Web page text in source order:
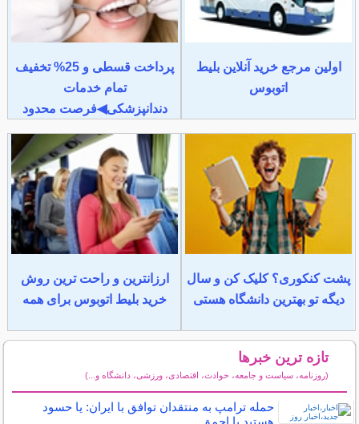
اولین مرجع خرید آنلاین بلیط
اتوبوس
پرداخت قسطی و 25% تخفیف
تمام خدمات
دندانپزشکی◀فرصت محدود
پشت کنکوری؟ کلیک کن و سال
دیگه تو بهترین دانشگاه هستی
ارزانترین و راحت ترین روش
خرید بلیط اتوبوس برای همه
تازه ترین خبرها
(روزنامه، سیاست و جامعه، حوادث، اقتصادی، ورزشی، دانشگاه و...)
حمله ترامپ به منتقدان توافق با ایران: یا حسود